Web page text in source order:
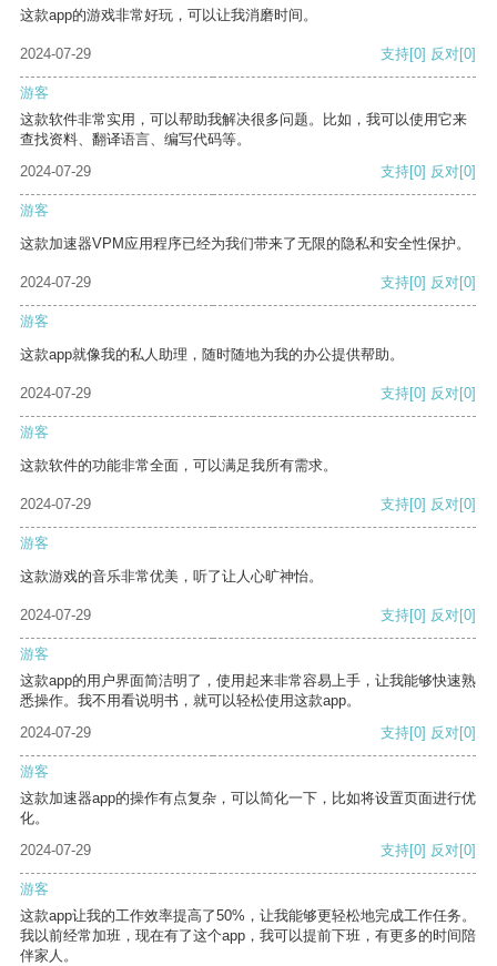
这款app的游戏非常好玩，可以让我消磨时间。
2024-07-29 支持[0] 反对[0]
游客
这款软件非常实用，可以帮助我解决很多问题。比如，我可以使用它来
查找资料、翻译语言、编写代码等。
2024-07-29
支持[0] 反对[0]
游客
这款加速器VPM应用程序已经为我们带来了无限的隐私和安全性保护。
2024-07-29 支持[0] 反对[0]
游客
这款app就像我的私人助理，随时随地为我的办公提供帮助。
2024-07-29 支持[0] 反对[0]
游客
这款软件的功能非常全面，可以满足我所有需求。
2024-07-29 支持[0] 反对[0]
游客
这款游戏的音乐非常优美，听了让人心旷神怡。
2024-07-29 支持[0] 反对[0]
游客
这款app的用户界面简洁明了，使用起来非常容易上手，让我能够快速熟
悉操作。我不用看说明书，就可以轻松使用这款app。
2024-07-29
支持[0] 反对[0]
游客
这款加速器app的操作有点复杂，可以简化一下，比如将设置页面进行优
化。
2024-07-29
支持[0] 反对[0]
游客
这款app让我的工作效率提高了50%，让我能够更轻松地完成工作任务。
我以前经常加班，现在有了这个app，我可以提前下班，有更多的时间陪
伴家人。